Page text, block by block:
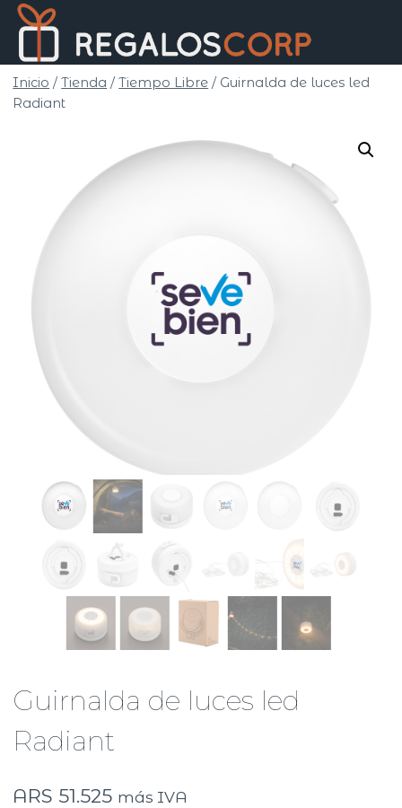
Saltar
contenido
Inicio / Tienda / Tiempo Libre / Guirnalda de luces led
Radiant
Guirnalda de luces led
Radiant
ARS 51.525 más IVA